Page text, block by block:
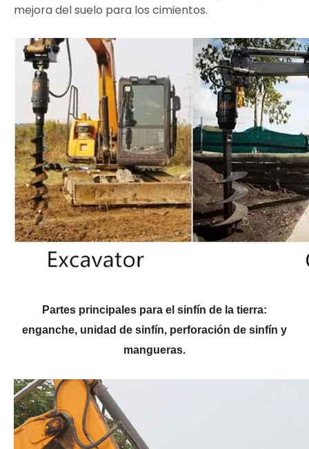
mejora del suelo para los cimientos.
Partes principales para el sinfín de la tierra:
enganche, unidad de sinfín, perforación de sinfín y
mangueras.